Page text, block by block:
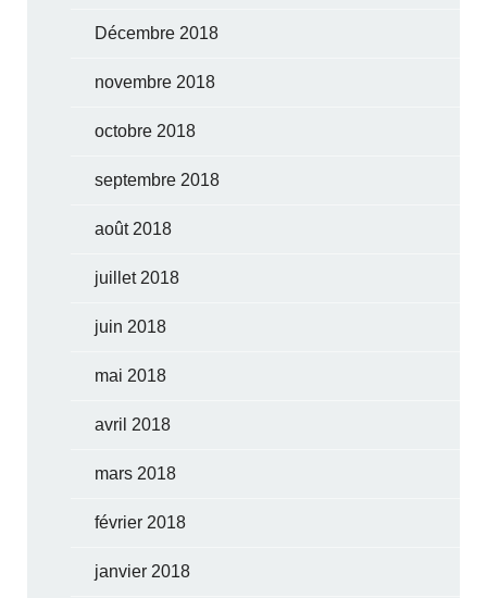
Décembre 2018
novembre 2018
octobre 2018
septembre 2018
août 2018
juillet 2018
juin 2018
mai 2018
avril 2018
mars 2018
février 2018
janvier 2018